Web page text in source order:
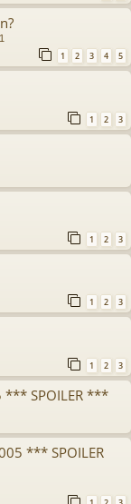
1 2 3 4 5
1 2 3
1 2 3
1 2 3
1 2 3
*** SPOILER ***
*** SPOILER